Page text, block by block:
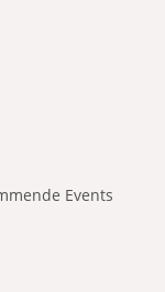
Events